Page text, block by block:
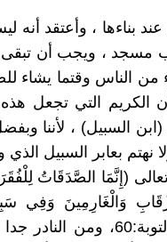
بناءها ، وأعتقد
مسجد ، ويجب أن
الناس وقتما يشاء
الكريم التي تجعل
السبيل) ، لأننا
نهتم بعابر السبيل
(إِنَّمَا الصَّدَقَاتُ
وَالْغَارِمِينَ وَفِي
السَّبِيلِ فَرِيضَةً مِّنَ اللّهِ وَاللّهُ عَلِيمٌ